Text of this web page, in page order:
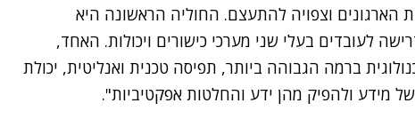
וצפויה להתעצם. החוליה הראשונה היא
לעובדים בעלי שני מערכי כישורים ויכולות. האחד,
ברמה הגבוהה ביותר, תפיסה טכנית ואנליטית, יכולת
מידע ולהפיק מהן ידע והחלטות אפקטיביות".